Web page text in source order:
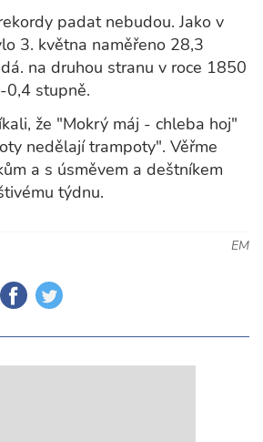
padat nebudou. Jako v
3. května naměřeno 28,3
na druhou stranu v roce 1850
0,4 stupně.
že "Mokrý máj - chleba hoj"
nedělají trampoty". Věřme
a s úsměvem a deštníkem
týdnu.
EM